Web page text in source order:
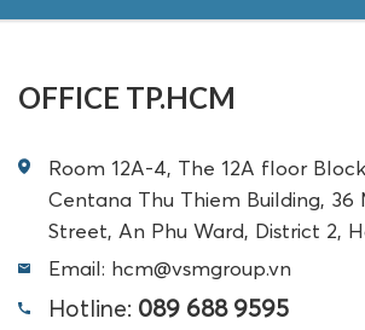
OFFICE TP.HCM
Room 12A-4, The 12A floor
Centana Thu Thiem Building, 36
Street, An Phu Ward, District 2,
Email: hcm@vsmgroup.vn
Hotline: 089 688 9595